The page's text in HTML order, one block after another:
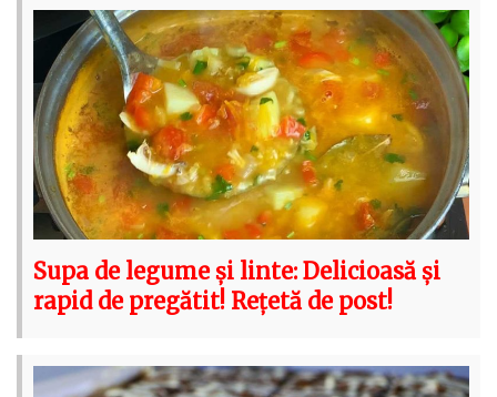
Supa de legume și linte: Delicioasă și
rapid de pregătit! Rețetă de post!